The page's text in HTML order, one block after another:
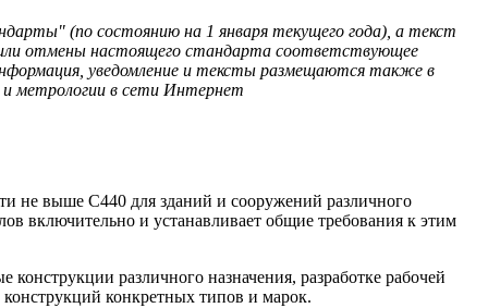
(по состоянию на 1 января текущего года), а текст
отмены настоящего стандарта соответствующее
уведомление и тексты размещаются также в
и метрологии в сети Интернет
не выше С440 для зданий и сооружений различного
включительно и устанавливает общие требования к этим
различного назначения, разработке рабочей
конкретных типов и марок.